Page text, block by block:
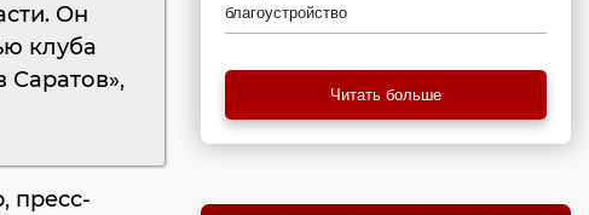
Он
клуба
Саратов»,
пресс-
благоустройство
Читать больше